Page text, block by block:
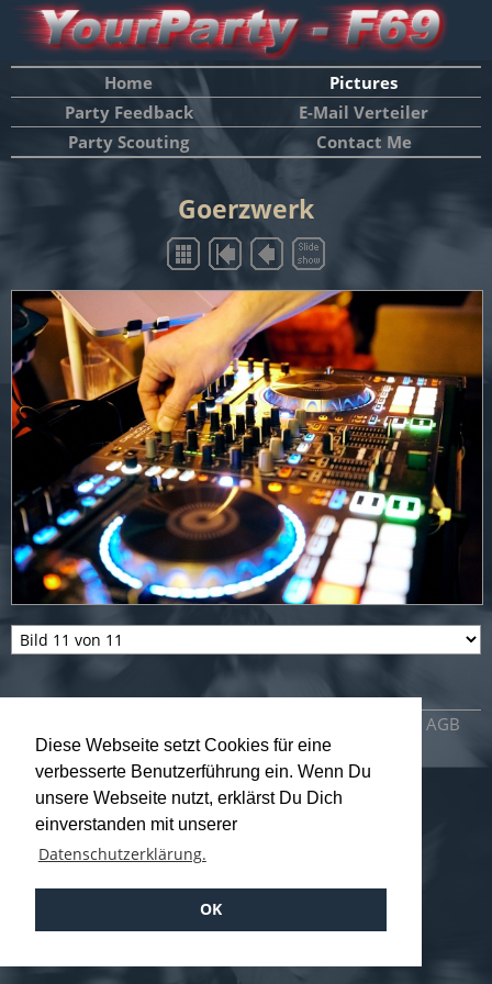
Diese Webseite setzt Cookies für eine
verbesserte Benutzerführung ein. Wenn Du
unsere Webseite nutzt, erklärst Du Dich
einverstanden mit unserer
Datenschutzerklärung.
OK
Home
Pictures
Party Feedback
E-Mail Verteiler
Party Scouting
Contact Me
Goerzwerk
AGB